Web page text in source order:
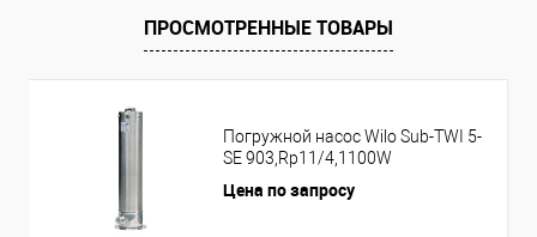
ПРОСМОТРЕННЫЕ ТОВАРЫ
Погружной насос Wilo Sub-TWI 5-
SE 903,Rp11/4,1100W
Цена по запросу